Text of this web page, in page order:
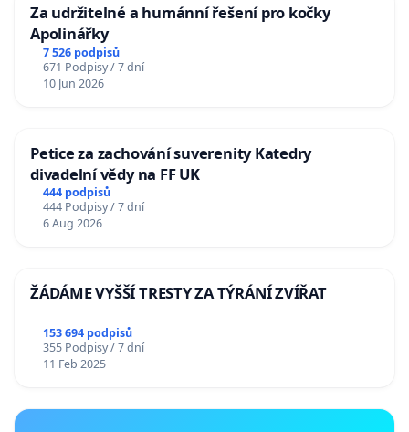
Za udržitelné a humánní řešení pro kočky
Apolinářky
7 526 podpisů
671 Podpisy / 7 dní
10 Jun 2026
Petice za zachování suverenity Katedry
divadelní vědy na FF UK
444 podpisů
444 Podpisy / 7 dní
6 Aug 2026
ŽÁDÁME VYŠŠÍ TRESTY ZA TÝRÁNÍ ZVÍŘAT
153 694 podpisů
355 Podpisy / 7 dní
11 Feb 2025